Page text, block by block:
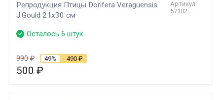
Репродукция Птицы Dorifera Veraguensis
J.Gould 21х30 см
Артикул:
57102
Осталось 6 штук
990₽ 49% - 490 ₽
500 ₽